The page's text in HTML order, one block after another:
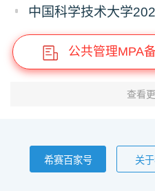
公共管理MPA
查看
希赛百家号 关于